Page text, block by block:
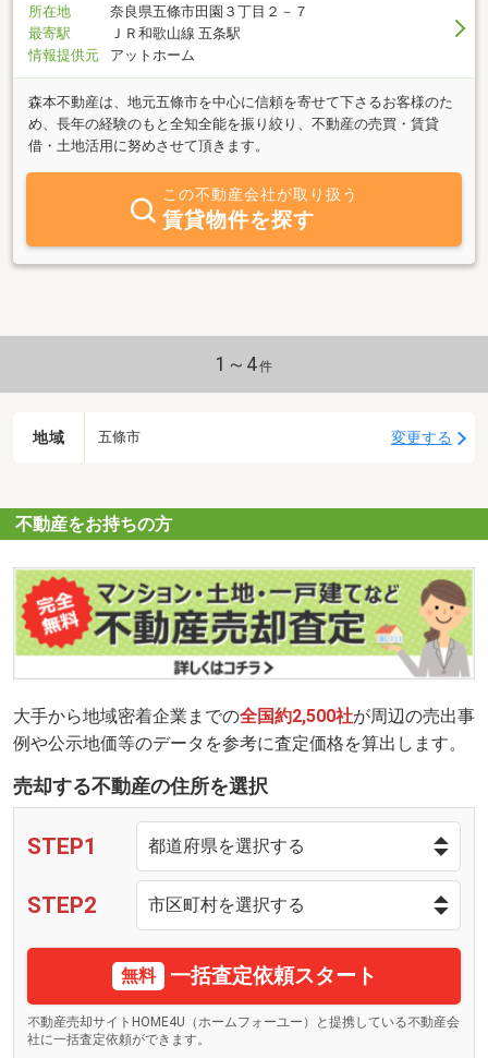
所在地
奈良県五條市田園３丁目２－７
最寄駅
ＪＲ和歌山線 五条駅
情報提供元
アットホーム
森本不動産は、地元五條市を中心に信頼を寄せて下さるお客様のた
め、長年の経験のもと全知全能を振り絞り、不動産の売買・賃貸
借・土地活用に努めさせて頂きます。
この不動産会社が取り扱う
賃貸物件を探す
1～4件
地域 五條市 変更する
不動産をお持ちの方
大手から地域密着企業までの全国約2,500社が周辺の売出事
例や公示地価等のデータを参考に査定価格を算出します。
売却する不動産の住所を選択
STEP1
STEP2
無料 一括査定依頼スタート
不動産売却サイトHOME4U（ホームフォーユー）と提携している不動産会
社に一括査定依頼ができます。